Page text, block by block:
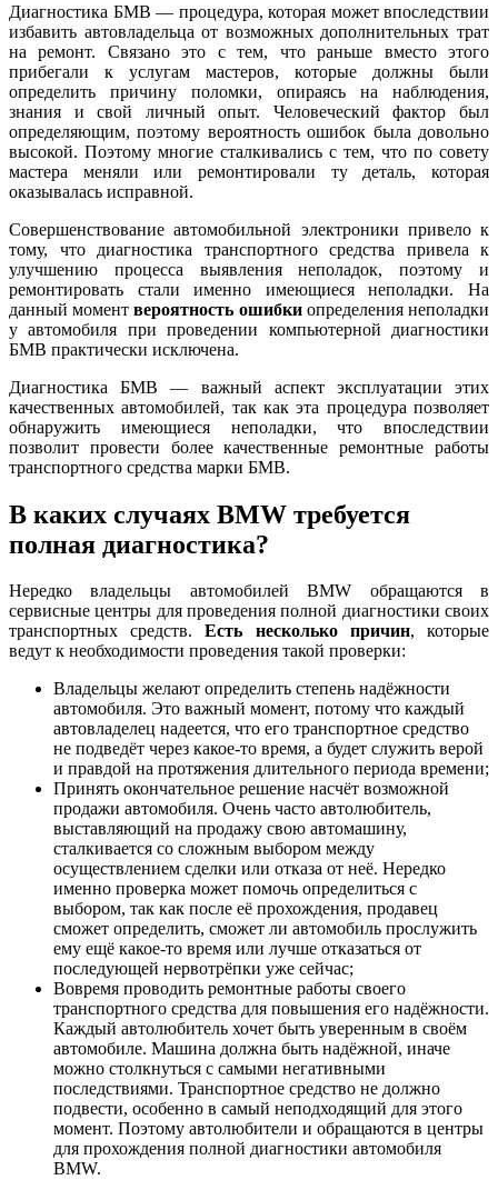
Диагностика БМВ — процедура, которая может впоследствии
избавить автовладельца от возможных дополнительных трат
на ремонт. Связано это с тем, что раньше вместо этого
прибегали к услугам мастеров, которые должны были
определить причину поломки, опираясь на наблюдения,
знания и свой личный опыт. Человеческий фактор был
определяющим, поэтому вероятность ошибок была довольно
высокой. Поэтому многие сталкивались с тем, что по совету
мастера меняли или ремонтировали ту деталь, которая
оказывалась исправной.
Совершенствование автомобильной электроники привело к
тому, что диагностика транспортного средства привела к
улучшению процесса выявления неполадок, поэтому и
ремонтировать стали именно имеющиеся неполадки. На
данный моментвероятность ошибкиопределения неполадки
у автомобиля при проведении компьютерной диагностики
БМВ практически исключена.
Диагностика БМВ — важный аспект эксплуатации этих
качественных автомобилей, так как эта процедура позволяет
обнаружить имеющиеся неполадки, что впоследствии
позволит провести более качественные ремонтные работы
транспортного средства марки БМВ.
В каких случаях BMW требуется
полная диагностика?
Нередко владельцы автомобилей BMW обращаются в
сервисные центры для проведения полной диагностики своих
транспортных средств.Есть несколько причин, которые
ведут к необходимости проведения такой проверки:
Владельцы желают определить степень надёжности
автомобиля. Это важный момент, потому что каждый
автовладелец надеется, что его транспортное средство
не подведёт через какое-то время, а будет служить верой
и правдой на протяжения длительного периода времени;
Принять окончательное решение насчёт возможной
продажи автомобиля. Очень часто автолюбитель,
выставляющий на продажу свою автомашину,
сталкивается со сложным выбором между
осуществлением сделки или отказа от неё. Нередко
именно проверка может помочь определиться с
выбором, так как после её прохождения, продавец
сможет определить, сможет ли автомобиль прослужить
ему ещё какое-то время или лучше отказаться от
последующей нервотрёпки уже сейчас;
Вовремя проводить ремонтные работы своего
транспортного средства для повышения его надёжности.
Каждый автолюбитель хочет быть уверенным в своём
автомобиле. Машина должна быть надёжной, иначе
можно столкнуться с самыми негативными
последствиями. Транспортное средство не должно
подвести, особенно в самый неподходящий для этого
момент. Поэтому автолюбители и обращаются в центры
для прохождения полной диагностики автомобиля
BMW.